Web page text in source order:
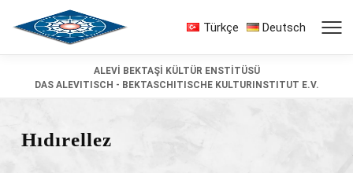
Türkçe Deutsch
ALEVİ BEKTAŞİ KÜLTÜR ENSTİTÜSÜ
DAS ALEVITISCH - BEKTASCHITISCHE KULTURINSTITUT E.V.
Hıdırellez